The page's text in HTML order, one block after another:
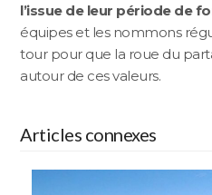
l’issue de leur période de
équipes et les nommons
tour pour que la roue du
autour de ces valeurs.
Articles connexes